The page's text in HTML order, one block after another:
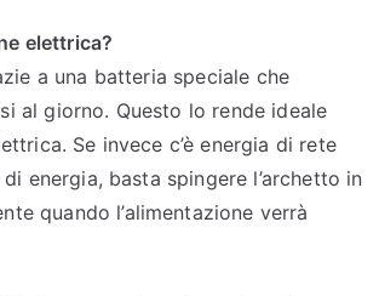
elettrica?
a una batteria speciale che
al giorno. Questo lo rende ideale
Se invece c’è energia di rete
energia, basta spingere l’archetto in
quando l’alimentazione verrà